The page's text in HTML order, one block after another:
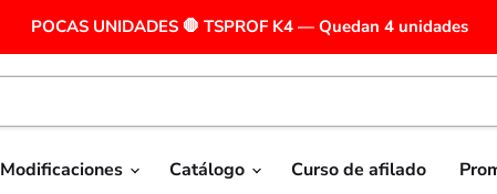
POCAS UNIDADES 🛑 TSPROF K4 — Quedan 4 unidades
Modificaciones Catálogo Curso de afilado